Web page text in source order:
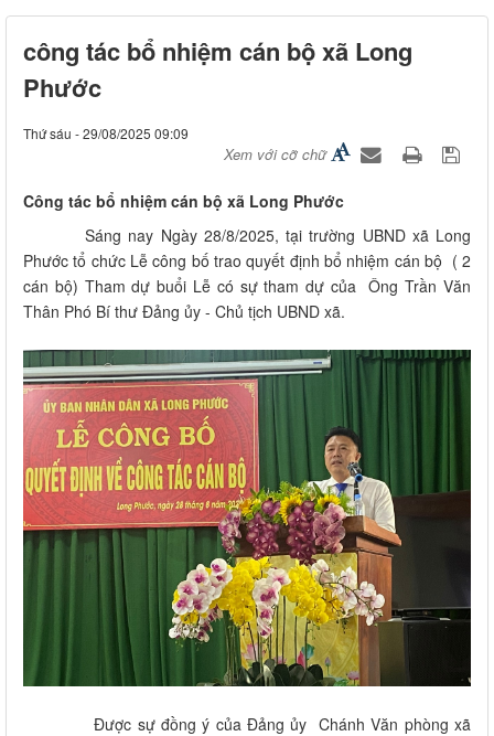
công tác bổ nhiệm cán bộ xã Long
Phước
Thứ sáu - 29/08/2025 09:09
Xem với cỡ chữ
Công tác bổ nhiệm cán bộ xã Long Phước
Sáng nay Ngày 28/8/2025, tại trường UBND xã Long
Phước tổ chức Lễ công bố trao quyết định bổ nhiệm cán bộ ( 2
cán bộ) Tham dự buổi Lễ có sự tham dự của Ông Trần Văn
Thân Phó Bí thư Đảng ủy - Chủ tịch UBND xã.
Được sự đồng ý của Đảng ủy Chánh Văn phòng xã